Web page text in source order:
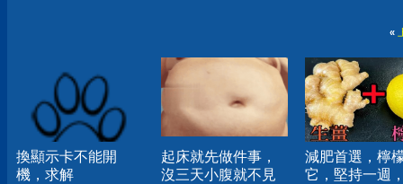
«
換顯示卡不能開
機，求解
起床就先做件事，
沒三天小腹就不見
減肥首選，檸
它，堅持一週